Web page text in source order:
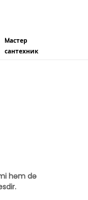
Mастер
сантехник
həm də